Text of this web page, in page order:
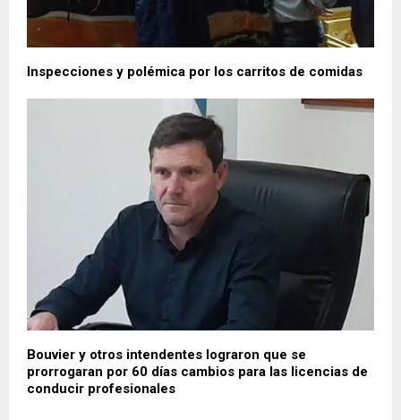
Inspecciones y polémica por los carritos de comidas
Bouvier y otros intendentes lograron que se
prorrogaran por 60 días cambios para las licencias de
conducir profesionales